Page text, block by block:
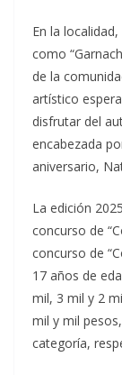
En la
como
de la
artístico
disfrutar del
encabezada
aniversario,
La edición
concurso de
concurso de
17 años de
mil, 3 mil y 2
mil y mil
categoría,